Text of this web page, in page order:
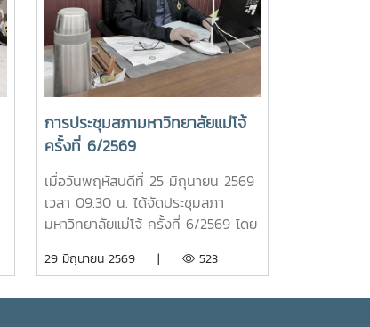
การประชุมสภามหาวิทยาลัยแม่โจ้
ครั้งที่ 6/2569
เมื่อวันพฤหัสบดีที่ 25 มิถุนายน 2569
เวลา 09.30 น. ได้จัดประชุมสภา
มหาวิทยาลัยแม่โจ้ ครั้งที่ 6/2569 โดย
นิช นายกสภามหาวิทยาลัยแม่โจ้ เป็น
29 มิถุนายน 2569 | 523